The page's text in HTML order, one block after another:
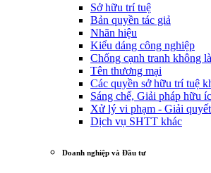
Sở hữu trí tuệ
Bản quyền tác giả
Nhãn hiệu
Kiểu dáng công nghiệp
Chống cạnh tranh không
Tên thương mại
Các quyền sở hữu trí tuệ
Sáng chế, Giải pháp hữu
Xử lý vi phạm - Giải
Dịch vụ SHTT khác
Doanh nghiệp và Đầu tư